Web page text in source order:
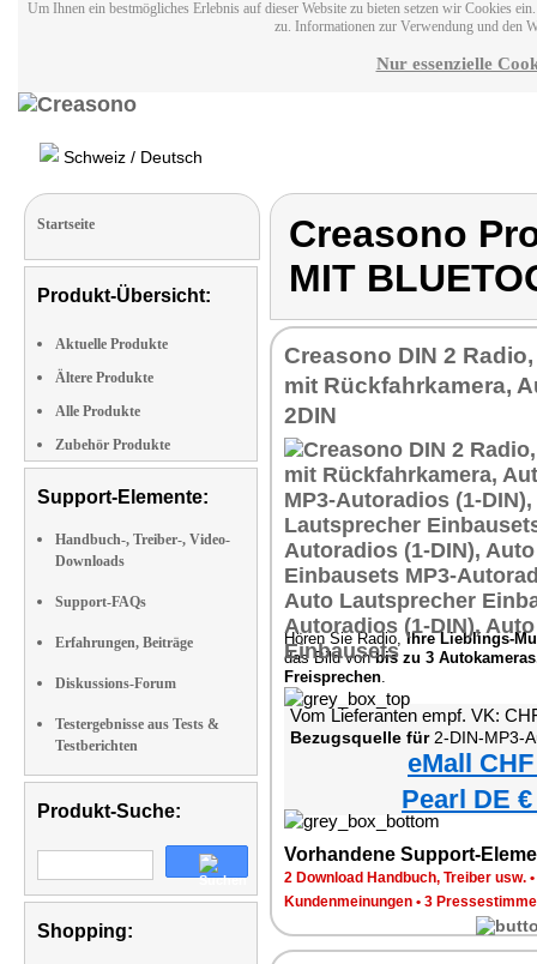
Um Ihnen ein bestmögliches Erlebnis auf dieser Website zu bieten setzen wir Cookies
zu. Informationen zur Verwendung und den
Nur essenzielle
Schweiz / Deutsch
Startseite
Produkt-Übersicht:
Aktuelle Produkte
Ältere Produkte
Alle Produkte
Zubehör Produkte
Support-Elemente:
Handbuch-, Treiber-, Video-
Downloads
Support-FAQs
Erfahrungen, Beiträge
Diskussions-Forum
Testergebnisse aus Tests &
Testberichten
Produkt-Suche:
Shopping:
Creasono
MIT
Creasono DIN 2
mit Rückfahrkamera,
2DIN
Hören Sie Radio,Ihre Lieblings-
das Bild vonbis zu 3
Freisprechen.
Vom Lieferanten empf. VK:
Bezugsquelle für2-DIN-MP3-Autoradio mit
eMall
Pearl DE
Vorhandene Support-
2 Download Handbuch, Treiber usw. •
Kundenmeinungen • 3